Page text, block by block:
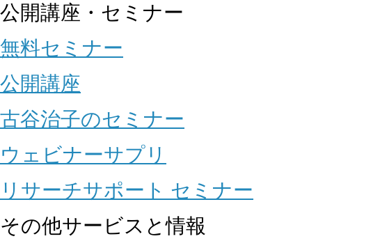
公開講座・セミナー
無料セミナー
公開講座
古谷治子のセミナー
ウェビナーサプリ
リサーチサポート セミナー
その他サービスと情報